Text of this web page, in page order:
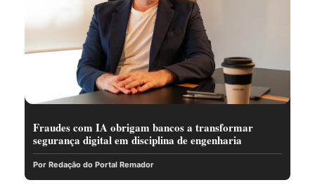
Fraudes com IA obrigam bancos a transformar
segurança digital em disciplina de engenharia
Por Redação do Portal Remador